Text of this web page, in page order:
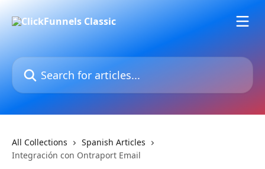
Search for articles...
All Collections
Spanish Articles
Integración con Ontraport Email